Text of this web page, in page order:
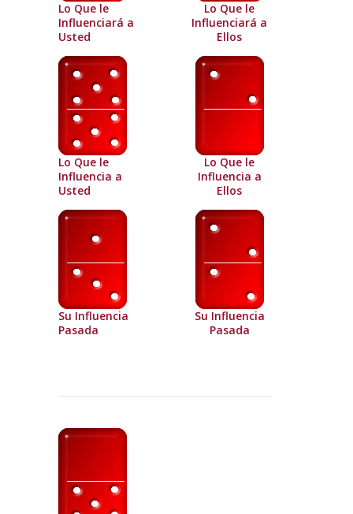
Lo Que le
Influenciará a
Usted
Lo Que le
Influenciará a
Ellos
Lo Que le
Influencia a
Usted
Lo Que le
Influencia a
Ellos
Su Influencia
Pasada
Su Influencia
Pasada